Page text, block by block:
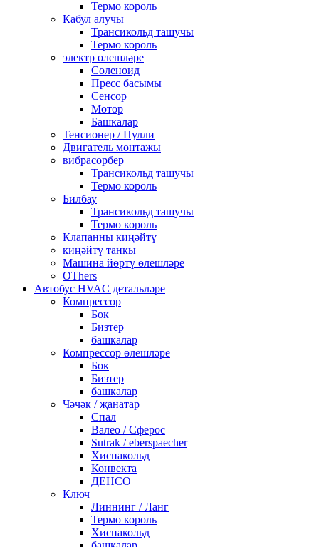
Термо король
Кабул алучы
Трансикольд ташучы
Термо король
электр өлешләре
Соленоид
Пресс басымы
Сенсор
Мотор
Башкалар
Тенсионер / Пулли
Двигатель монтажы
вибрасорбер
Трансикольд ташучы
Термо король
Билбау
Трансикольд ташучы
Термо король
Клапанны киңәйтү
киңәйтү танкы
Машина йөртү өлешләре
OThers
Автобус HVAC детальләре
Компрессор
Бок
Бизтер
башкалар
Компрессор өлешләре
Бок
Бизтер
башкалар
Чәчәк / җанатар
Спал
Валео / Сферос
Sutrak / eberspaecher
Хиспакольд
Конвекта
ДЕНСО
Ключ
Линнинг / Ланг
Термо король
Хиспакольд